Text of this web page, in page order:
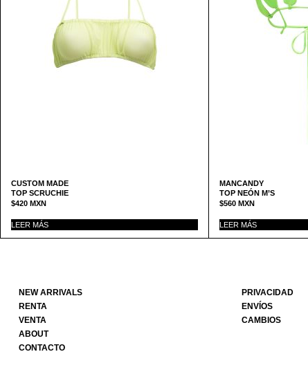
CUSTOM MADE
TOP SCRUCHIE
$420 MXN
LEER MÁS
MANCANDY
TOP NEÓN M’S
$560 MXN
LEER MÁS
NEW ARRIVALS
RENTA
VENTA
ABOUT
CONTACTO
PRIVACIDAD
ENVÍOS
CAMBIOS